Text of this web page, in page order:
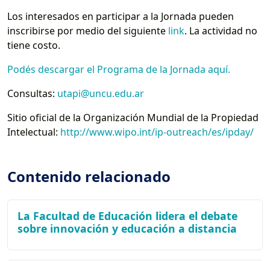
Los interesados en participar a la Jornada pueden
inscribirse por medio del siguiente link. La actividad no
tiene costo.
Podés descargar el Programa de la Jornada aquí.
Consultas: utapi@uncu.edu.ar
Sitio oficial de la Organización Mundial de la Propiedad
Intelectual: http://www.wipo.int/ip-outreach/es/ipday/
Contenido relacionado
La Facultad de Educación lidera el debate
sobre innovación y educación a distancia